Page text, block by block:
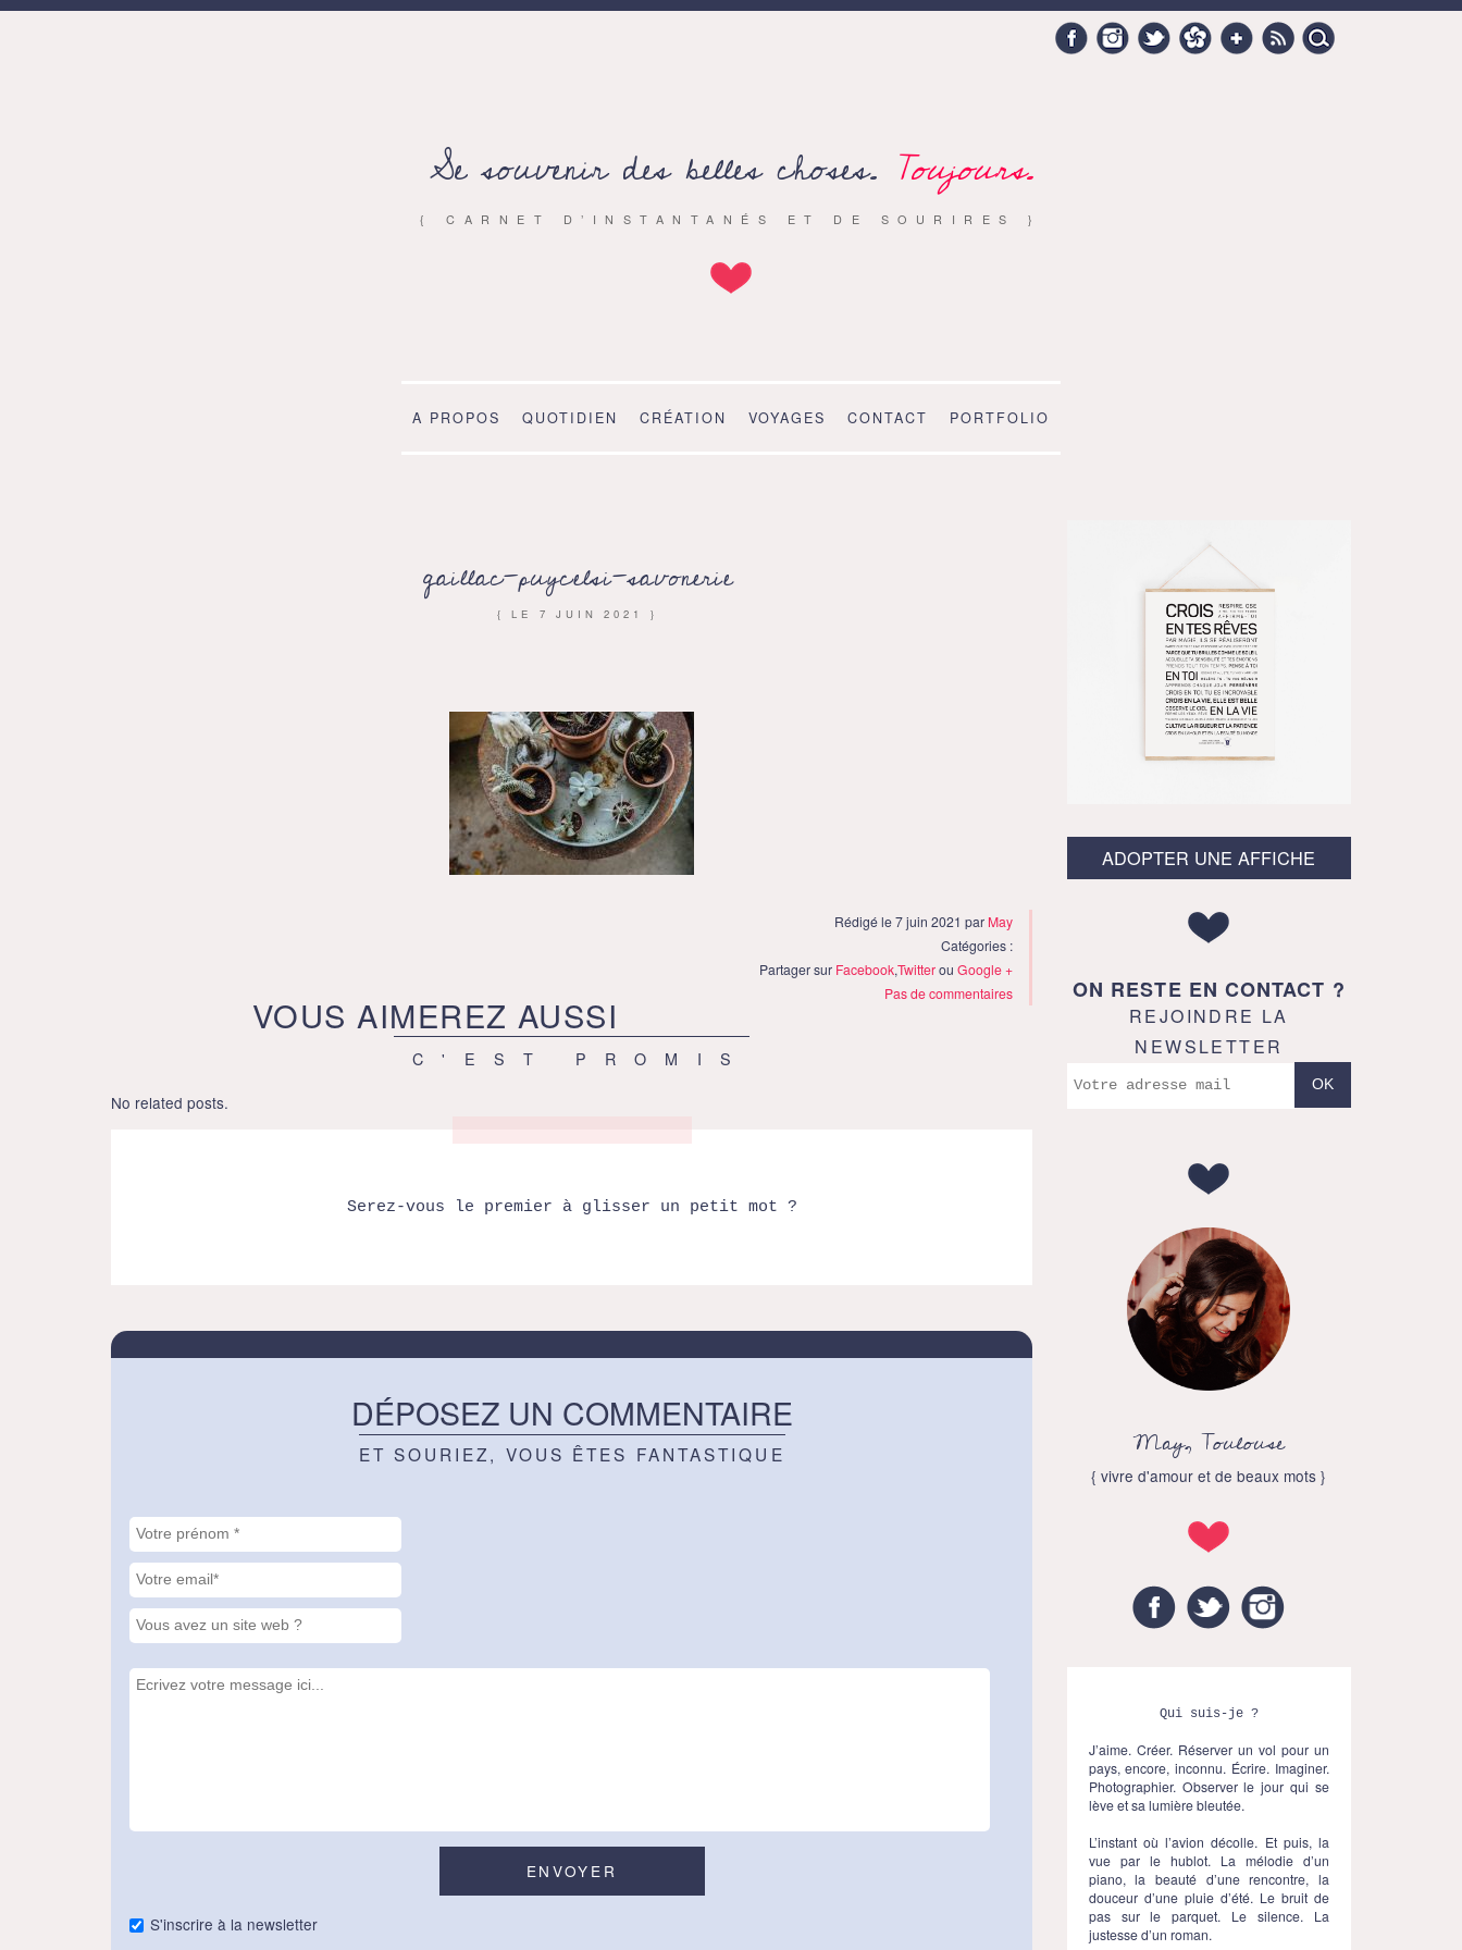
Search
for:
FacebookInstagramTwitter HellocotonGoogle +
RSS
Se souvenir des belles choses. Toujours.
{ CARNET D’INSTANTANÉS ET DE SOURIRES }
A PROPOS QUOTIDIEN CRÉATION VOYAGES CONTACT PORTFOLIO
gaillac-puycelsi-savonerie
{ LE 7 JUIN 2021 }
Rédigé le 7 juin 2021 par May
Catégories :
Partager sur Facebook,TwitterouGoogle +
Pas de commentaires
VOUS AIMEREZ AUSSI
C'EST PROMIS
No related posts.
Serez-vous le premier à glisser un petit mot ?
DÉPOSEZ UN COMMENTAIRE
ET SOURIEZ, VOUS ÊTES FANTASTIQUE
S'inscrire à la newsletter
ADOPTER UNE AFFICHE
ON RESTE EN CONTACT ?
REJOINDRE LA
NEWSLETTER
May, Toulouse
{ vivre d'amour et de beaux mots }
FacebookTwitter
Qui suis-je ?
J’aime. Créer. Réserver un vol pour un
pays, encore, inconnu. Écrire. Imaginer.
Photographier. Observer le jour qui se
lève et sa lumière bleutée.
L’instant où l’avion décolle. Et puis, la
vue par le hublot. La mélodie d’un
piano, la beauté d’une rencontre, la
douceur d’une pluie d’été. Le bruit de
pas sur le parquet. Le silence. La
justesse d’un roman.